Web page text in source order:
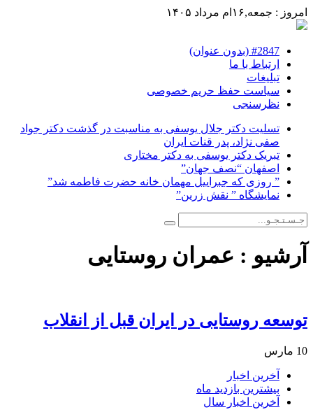
امروز : جمعه,۱۶ام مرداد ۱۴۰۵
#2847 (بدون عنوان)
ارتباط با ما
تبلیغات
سیاست حفظ حریم خصوصی
نظرسنجی
تسلیت دکتر جلال یوسفی به مناسبت در گذشت دکتر جواد
صفی نژاد، پدر قنات ایران
تبریک دکتر یوسفی به دکتر مختاری
اصفهان “نصف جهان”
” روزی که جبراییل مهمان خانه حضرت فاطمه شد”
نمایشگاه ” نقش زرین”
آرشیو : عمران روستایی
توسعه روستایی در ایران قبل از انقلاب
10 مارس
آخرین اخبار
بیشترین بازدید ماه
آخرین اخبار سال